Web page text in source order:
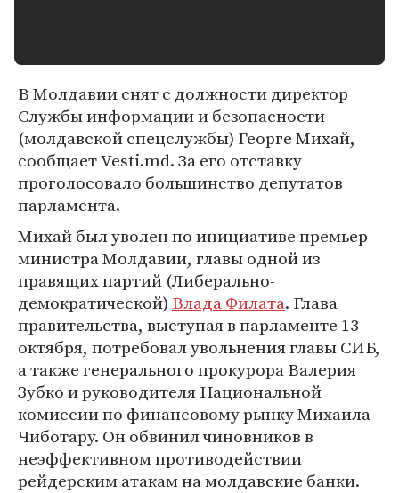
В Молдавии снят с должности директор
Службы информации и безопасности
(молдавской спецслужбы) Георге Михай,
сообщает Vesti.md. За его отставку
проголосовало большинство депутатов
парламента.
Михай был уволен по инициативе премьер-
министра Молдавии, главы одной из
правящих партий (Либерально-
демократической) Влада Филата. Глава
правительства, выступая в парламенте 13
октября, потребовал увольнения главы СИБ,
а также генерального прокурора Валерия
Зубко и руководителя Национальной
комиссии по финансовому рынку Михаила
Чиботару. Он обвинил чиновников в
неэффективном противодействии
рейдерским атакам на молдавские банки.